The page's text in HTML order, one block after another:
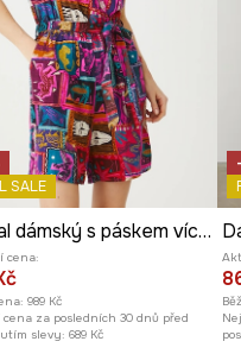
zeštíhlují postavu.
individuální
krk a dodává ženskost.
funkčnost modelu.
SALE
Overal dámský s páskem více barev
cena:
989 Kč
za posledních 30 dnů před
slevy: 689 Kč